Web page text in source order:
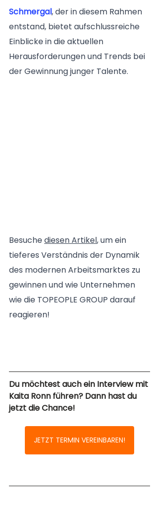
Schmergal, der in diesem Rahmen
entstand, bietet aufschlussreiche
Einblicke in die aktuellen
Herausforderungen und Trends bei
der Gewinnung junger Talente.
Besuche diesen Artikel, um ein
tieferes Verständnis der Dynamik
des modernen Arbeitsmarktes zu
gewinnen und wie Unternehmen
wie die TOPEOPLE GROUP darauf
reagieren!
Du möchtest auch ein Interview mit
Kaita Ronn führen? Dann hast du
jetzt die Chance!
JETZT TERMIN VEREINBAREN!